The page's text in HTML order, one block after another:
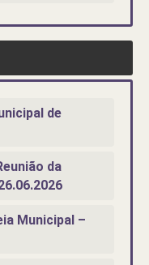
de
da
Municipal –